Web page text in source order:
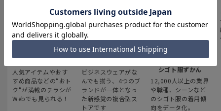
最新のお買い得情報
人気アイテムやおす
すめ商品などの“おト
ク“が満載のチラシが
Webでも見られる！
スーツスクエア
ビジネスウェアがな
んでも揃う、4つのブ
ランドが一体となっ
た新感覚の複合型ス
トアです
みんなの
シゴト服ずかん
12,000人以上の業界
や職種、シーンなど
のシゴト服の着用傾
向をデータ化。